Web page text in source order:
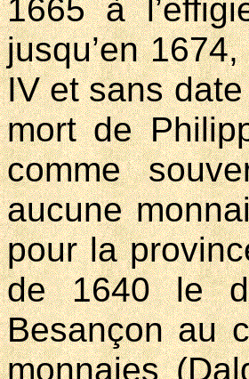
1665 à
jusqu’en
IV et sans
mort de
comme
aucune
pour la
de 1640 le
Besançon au
monnaies